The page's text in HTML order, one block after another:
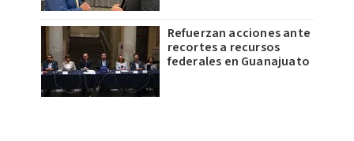
Refuerzan acciones ante
recortes a recursos
federales en Guanajuato